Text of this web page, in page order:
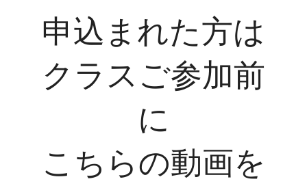
申込まれた方は
クラスご参加前
に
こちらの動画を